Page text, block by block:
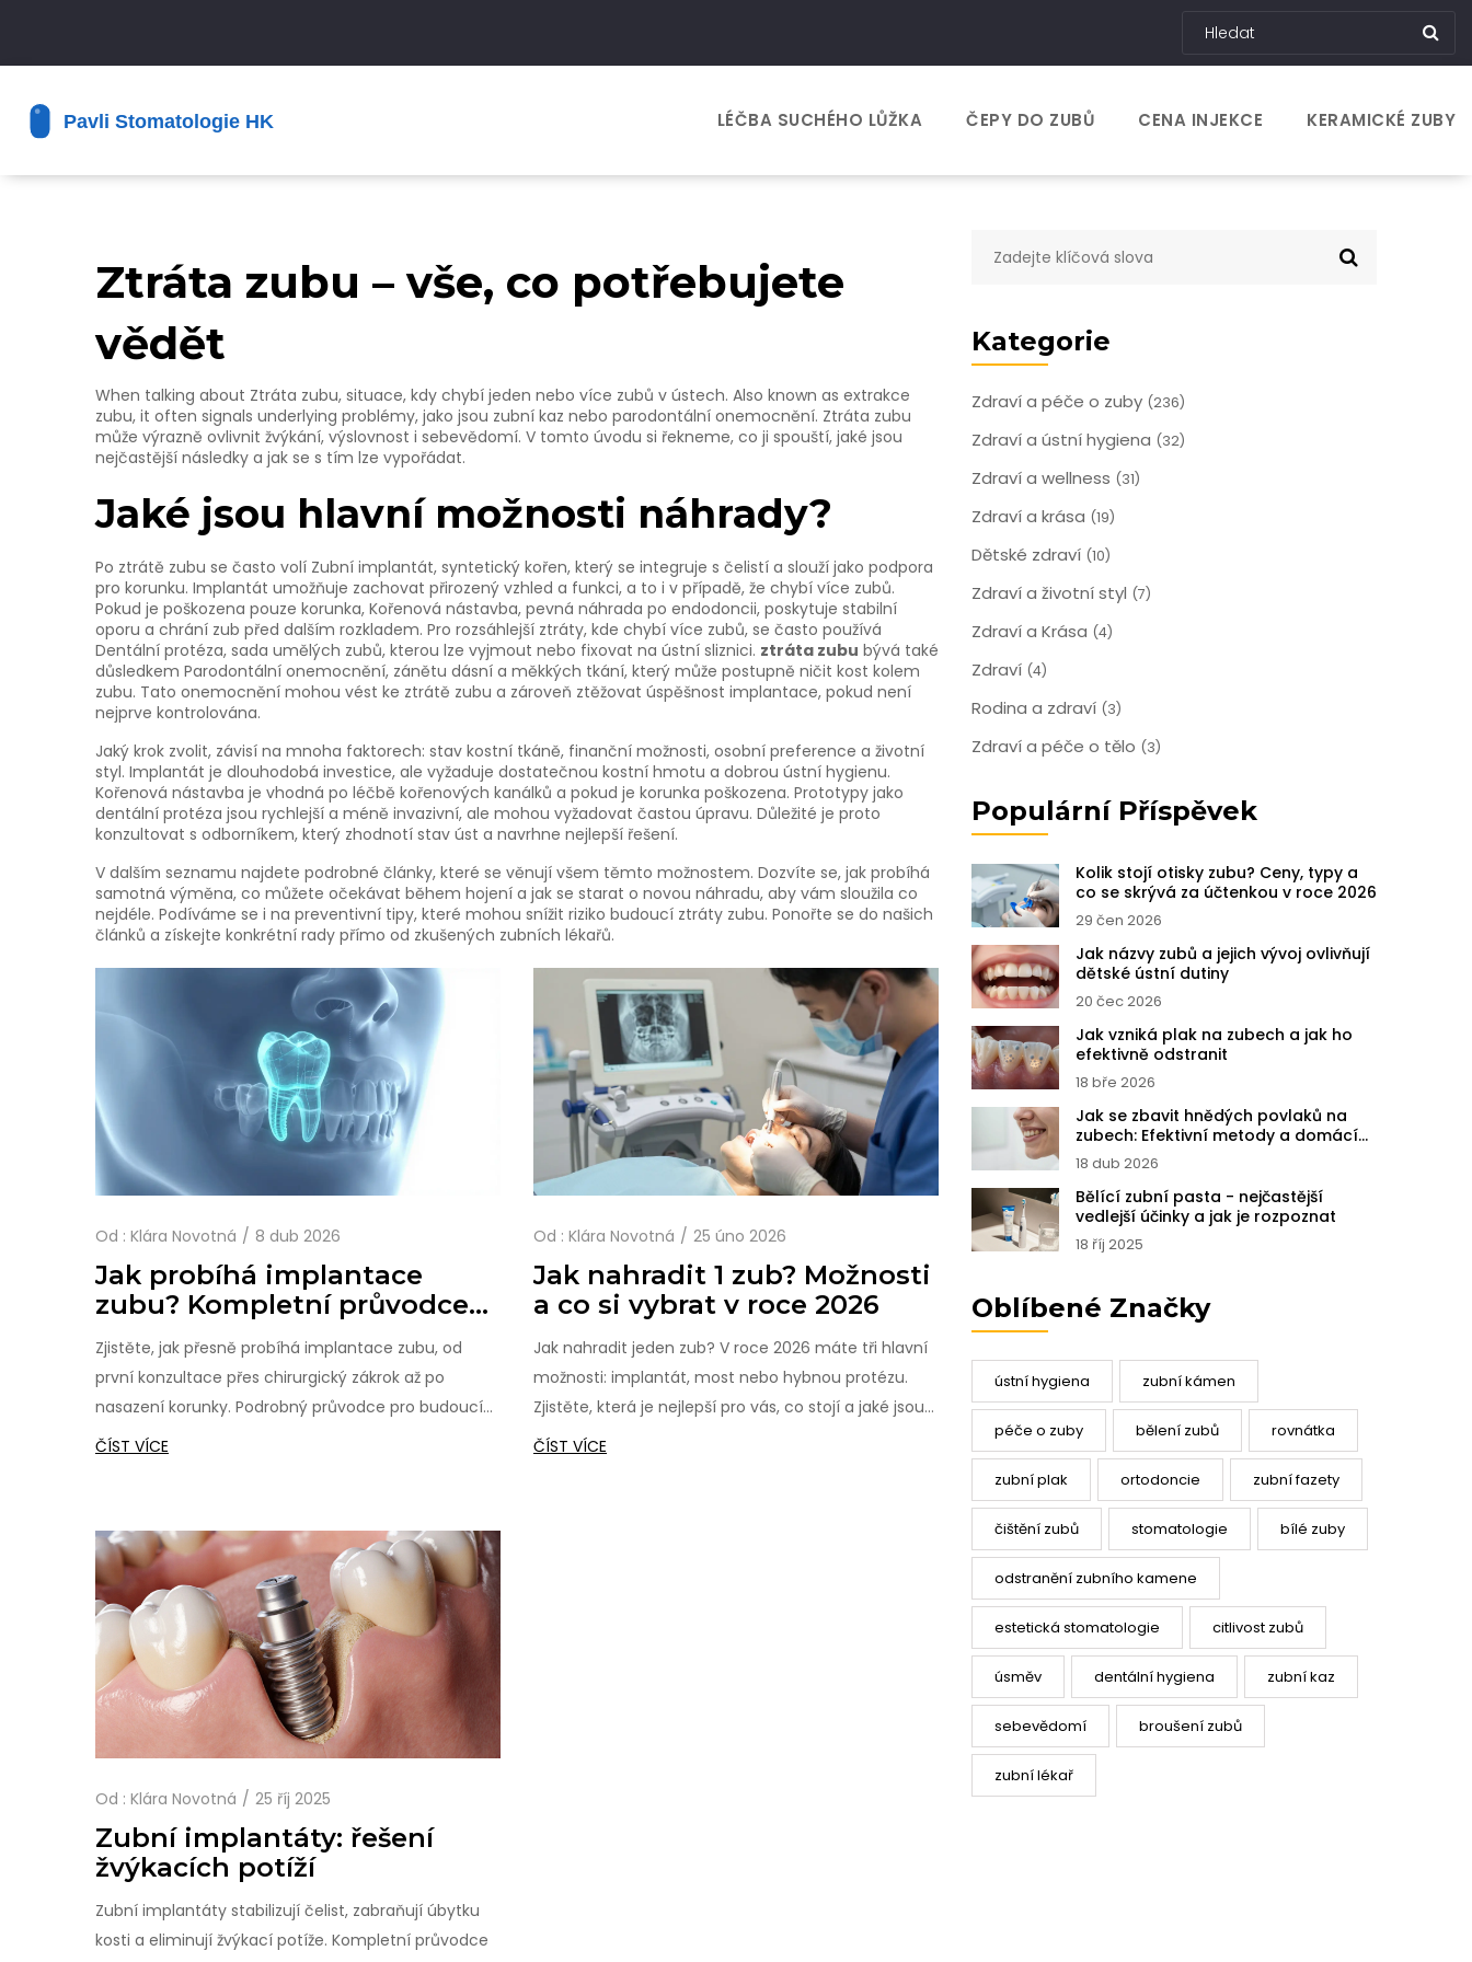
LÉČBA SUCHÉHO LŮŽKA ČEPY DO ZUBŮ CENA INJEKCE KERAMICKÉ ZUBY
Kategorie
Zdraví a péče o zuby (236)
Zdraví a ústní hygiena (32)
Zdraví a wellness (31)
Zdraví a krása (19)
Dětské zdraví (10)
Zdraví a životní styl (7)
Zdraví a Krása (4)
Zdraví (4)
Rodina a zdraví (3)
Zdraví a péče o tělo (3)
Populární Příspěvek
Kolik stojí otisky zubu? Ceny, typy a
co se skrývá za účtenkou v roce 2026
29 čen 2026
Jak názvy zubů a jejich vývoj ovlivňují
dětské ústní dutiny
20 čec 2026
Jak vzniká plak na zubech a jak ho
efektivně odstranit
18 bře 2026
Jak se zbavit hnědých povlaků na
zubech: Efektivní metody a domácí
péče
18 dub 2026
Bělící zubní pasta - nejčastější
vedlejší účinky a jak je rozpoznat
18 říj 2025
Oblíbené Značky
ústní hygiena zubní kámen
péče o zuby bělení zubů rovnátka
zubní plak ortodoncie zubní fazety
čištění zubů stomatologie bílé zuby
odstranění zubního kamene
estetická stomatologie citlivost zubů
úsměv dentální hygiena zubní kaz
sebevědomí broušení zubů
zubní lékař
Ztráta zubu – vše, co potřebujete
vědět
When talking about Ztráta zubu, situace, kdy chybí jeden nebo více zubů v ústech. Also known as extrakce
zubu, it often signals underlying problémy, jako jsou zubní kaz nebo parodontální onemocnění. Ztráta zubu
může výrazně ovlivnit žvýkání, výslovnost i sebevědomí. V tomto úvodu si řekneme, co ji spouští, jaké jsou
nejčastější následky a jak se s tím lze vypořádat.
Jaké jsou hlavní možnosti náhrady?
Po ztrátě zubu se často volí Zubní implantát, syntetický kořen, který se integruje s čelistí a slouží jako podpora
pro korunku. Implantát umožňuje zachovat přirozený vzhled a funkci, a to i v případě, že chybí více zubů.
Pokud je poškozena pouze korunka, Kořenová nástavba, pevná náhrada po endodoncii, poskytuje stabilní
oporu a chrání zub před dalším rozkladem. Pro rozsáhlejší ztráty, kde chybí více zubů, se často používá
Dentální protéza, sada umělých zubů, kterou lze vyjmout nebo fixovat na ústní sliznici. ztráta zubu bývá také
důsledkem Parodontální onemocnění, zánětu dásní a měkkých tkání, který může postupně ničit kost kolem
zubu. Tato onemocnění mohou vést ke ztrátě zubu a zároveň ztěžovat úspěšnost implantace, pokud není
nejprve kontrolována.
Jaký krok zvolit, závisí na mnoha faktorech: stav kostní tkáně, finanční možnosti, osobní preference a životní
styl. Implantát je dlouhodobá investice, ale vyžaduje dostatečnou kostní hmotu a dobrou ústní hygienu.
Kořenová nástavba je vhodná po léčbě kořenových kanálků a pokud je korunka poškozena. Prototypy jako
dentální protéza jsou rychlejší a méně invazivní, ale mohou vyžadovat častou úpravu. Důležité je proto
konzultovat s odborníkem, který zhodnotí stav úst a navrhne nejlepší řešení.
V dalším seznamu najdete podrobné články, které se věnují všem těmto možnostem. Dozvíte se, jak probíhá
samotná výměna, co můžete očekávat během hojení a jak se starat o novou náhradu, aby vám sloužila co
nejdéle. Podíváme se i na preventivní tipy, které mohou snížit riziko budoucí ztráty zubu. Ponořte se do našich
článků a získejte konkrétní rady přímo od zkušených zubních lékařů.
Od : Klára Novotná 8 dub 2026
Jak probíhá implantace
zubu? Kompletní průvodce
od konzultace po nový
úsměv
Zjistěte, jak přesně probíhá implantace zubu, od
první konzultace přes chirurgický zákrok až po
nasazení korunky. Podrobný průvodce pro budoucí
pacienty.
ČÍST VÍCE
Od : Klára Novotná 25 úno 2026
Jak nahradit 1 zub? Možnosti
a co si vybrat v roce 2026
Jak nahradit jeden zub? V roce 2026 máte tři hlavní
možnosti: implantát, most nebo hybnou protézu.
Zjistěte, která je nejlepší pro vás, co stojí a jaké jsou
rizika, když zůstanete bez zubu.
ČÍST VÍCE
Od : Klára Novotná 25 říj 2025
Zubní implantáty: řešení
žvýkacích potíží
Zubní implantáty stabilizují čelist, zabraňují úbytku
kosti a eliminují žvýkací potíže. Kompletní průvodce